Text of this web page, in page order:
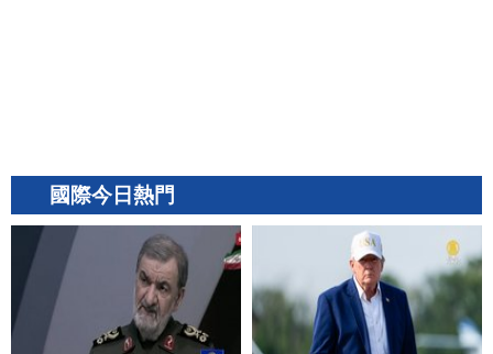
國際今日熱門